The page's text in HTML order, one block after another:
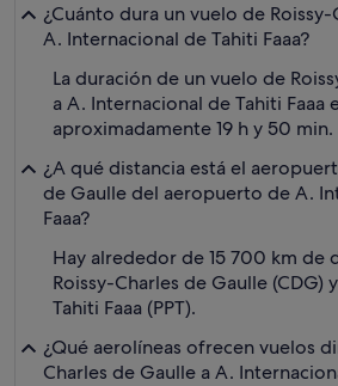
¿Cuánto dura un vuelo de
A. Internacional de Tahiti Faaa?
La duración de un vuelo de
a A. Internacional de Tahiti Faaa
aproximadamente 19 h y 50 min.
¿A qué distancia está el
de Gaulle del aeropuerto de A.
Faaa?
Hay alrededor de 15 700 km de
Roissy-Charles de Gaulle (CDG)
Tahiti Faaa (PPT).
¿Qué aerolíneas ofrecen vuelos
Charles de Gaulle a A.